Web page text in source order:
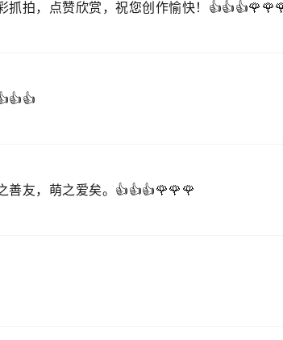
抓拍，点赞欣赏，祝您创作愉快！👍👍👍🌹🌹🌹
友，萌之爱矣。👍👍👍🌹🌹🌹